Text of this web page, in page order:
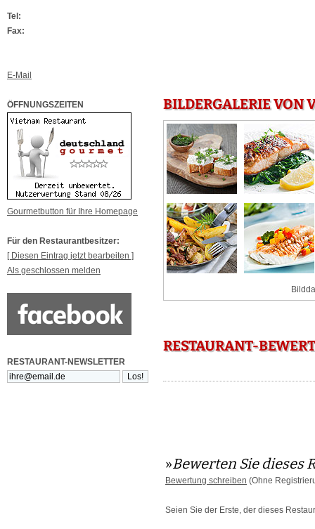
Tel:
Fax:
E-Mail
ÖFFNUNGSZEITEN
Gourmetbutton für Ihre Homepage
Für den Restaurantbesitzer:
[ Diesen Eintrag jetzt bearbeiten ]
Als geschlossen melden
RESTAURANT-NEWSLETTER
BILDERGALERIE VON
RESTAURANT-
»Bewerten Sie dieses
Bewertung schreiben (Ohne
Seien Sie der Erste, der dieses